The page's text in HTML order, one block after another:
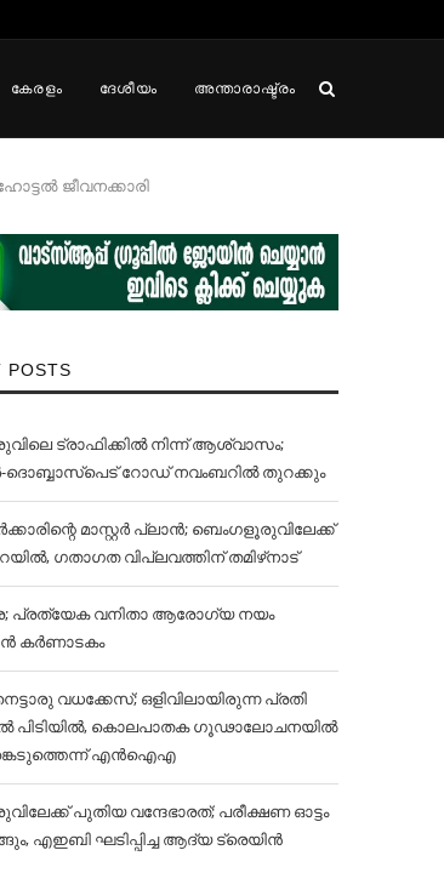
കേരളം ദേശീയം അന്താരാഷ്ട്രം
ജീവനക്കാരി
POSTS
ട്രാഫിക്കില്‍ നിന്ന് ആശ്വാസം;
റോഡ് നവംബറില്‍ തുറക്കും
മാസ്റ്റര്‍ പ്ലാന്‍; ബെംഗളൂരുവിലേക്ക്
ഗതാഗത വിപ്ലവത്തിന് തമിഴ്‌നാട്
പ്രത്യേക വനിതാ ആരോഗ്യ നയം
കര്‍ണാടകം
വധക്കേസ്; ഒളിവിലായിരുന്ന പ്രതി
പിടിയിൽ, കൊലപാതക ഗൂഢാലോചനയിൽ
എൻഐഎ
പുതിയ വന്ദേഭാരത്; പരീക്ഷണ ഓട്ടം
എഇബി ഘടിപ്പിച്ച ആദ്യ ട്രെയിന്‍